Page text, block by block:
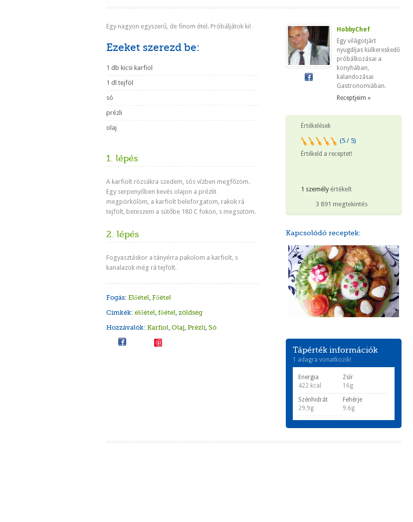
Egy nagyon egyszerű, de finom étel. Próbáljátok ki!
Ezeket szerezd be:
1 db kicsi karfiol
1 dl tejföl
só
prézli
olaj
1. lépés
A karfiolt rózsákra szedem, sós vízben megfőzöm.
Egy serpenyőben kevés olajon a prézlit
megpörkölöm, a karfiolt beleforgatom, rakok rá
tejfölt, beteszem a sütőbe 180 C fokon, s megsütöm.
2. lépés
Fogyasztáskor a tányérra pakolom a karfiolt, s
kanalazok még rá tejfölt.
Fogás: Előétel, Főétel
Cimkék: előétel, főétel, zöldség
Hozzávalók: Karfiol, Olaj, Prézli, Só
HobbyChef
Egy világotjárt
nyugdíjas külkereskedő
próbálkozásai a
konyhában,
kalandozásai
Gastronomiában.
Receptjeim »
Értékelések
(5 / 5)
Értékeld a receptet!
1 személyértékelt
3 891 megtekintés
Kapcsolódó receptek:
Tápérték információk
1 adagra vonatkozik!
Energia
422 kcal
Zsír
16g
Szénhidrát
29.9g
Fehérje
9.6g